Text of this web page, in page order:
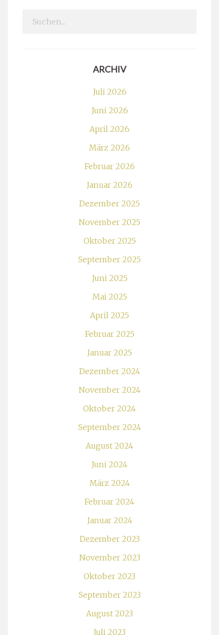
Search
ARCHIV
Juli 2026
Juni 2026
April 2026
März 2026
Februar 2026
Januar 2026
Dezember 2025
November 2025
Oktober 2025
September 2025
Juni 2025
Mai 2025
April 2025
Februar 2025
Januar 2025
Dezember 2024
November 2024
Oktober 2024
September 2024
August 2024
Juni 2024
März 2024
Februar 2024
Januar 2024
Dezember 2023
November 2023
Oktober 2023
September 2023
August 2023
Juli 2023